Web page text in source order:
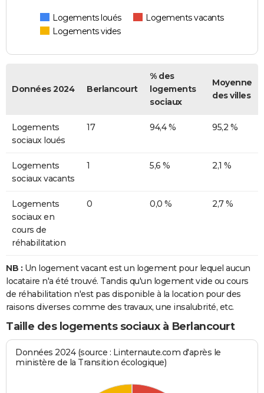
Logements loués
Logements vacants
Logements vides
Données 2024 Berlancourt
% des
logements
sociaux
Moyenne
des villes
Logements
sociaux loués
17 94,4 % 95,2 %
Logements
sociaux vacants
1 5,6 % 2,1 %
Logements
sociaux en
cours de
réhabilitation
0 0,0 % 2,7 %
NB : Un logement vacant est un logement pour lequel aucun
locataire n'a été trouvé. Tandis qu'un logement vide ou cours
de réhabilitation n'est pas disponible à la location pour des
raisons diverses comme des travaux, une insalubrité, etc.
Taille des logements sociaux à Berlancourt
Données 2024 (source : Linternaute.com d'après le
ministère de la Transition écologique)